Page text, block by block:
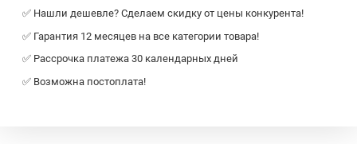
✅ Нашли дешевле? Сделаем скидку от цены конкурента!
✅ Гарантия 12 месяцев на все категории товара!
✅ Рассрочка платежа 30 календарных дней
✅ Возможна постоплата!